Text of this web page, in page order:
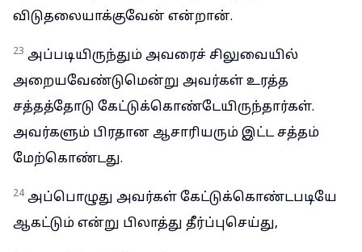
விடுதலையாக்குவேன் என்றான்.
23 அப்படியிருந்தும் அவரைச் சிலுவையில்
அறையவேண்டுமென்று அவர்கள் உரத்த
சத்தத்தோடு கேட்டுக்கொண்டேயிருந்தார்கள்.
அவர்களும் பிரதான ஆசாரியரும் இட்ட சத்தம்
மேற்கொண்டது.
24 அப்பொழுது அவர்கள் கேட்டுக்கொண்டபடியே
ஆகட்டும் என்று பிலாத்து தீர்ப்புசெய்து,